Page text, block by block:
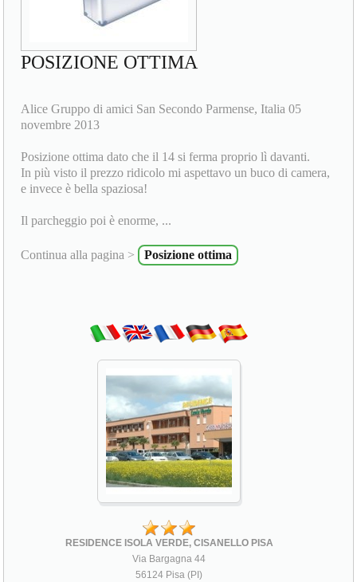
POSIZIONE OTTIMA
Alice Gruppo di amici San Secondo Parmense, Italia 05
novembre 2013
Posizione ottima dato che il 14 si ferma proprio lì davanti.
In più visto il prezzo ridicolo mi aspettavo un buco di camera,
e invece è bella spaziosa!
Il parcheggio poi è enorme, ...
Continua alla pagina > Posizione ottima
RESIDENCE ISOLA VERDE, CISANELLO PISA
Via Bargagna 44
56124 Pisa (PI)